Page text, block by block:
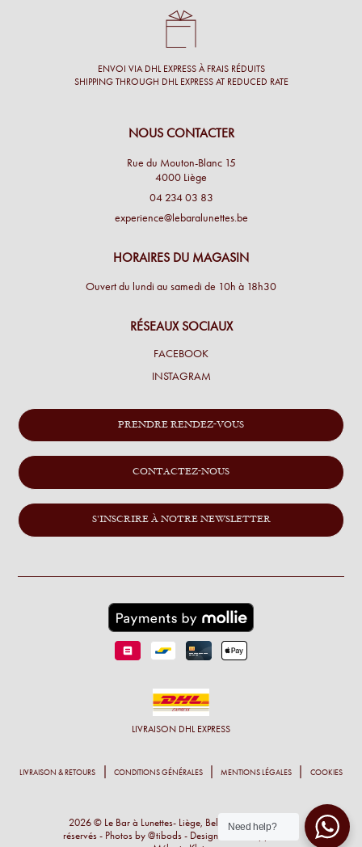
ENVOI VIA DHL EXPRESS À FRAIS RÉDUITS
SHIPPING THROUGH DHL EXPRESS AT REDUCED RATE
NOUS CONTACTER
Rue du Mouton-Blanc 15
4000 Liège
04 234 03 83
experience@lebaralunettes.be
HORAIRES DU MAGASIN
Ouvert du lundi au samedi de 10h à 18h30
RÉSEAUX SOCIAUX
FACEBOOK
INSTAGRAM
PRENDRE RENDEZ-VOUS
CONTACTEZ-NOUS
S'INSCRIRE À NOTRE NEWSLETTER
LIVRAISON DHL EXPRESS
LIVRAISON & RETOURS CONDITIONS GÉNÉRALES MENTIONS LÉGALES COOKIES
2026 © Le Bar à Lunettes- Liège, Belgique - Tous droits
réservés - Photos by @tibods - Design et développement :
Need help?